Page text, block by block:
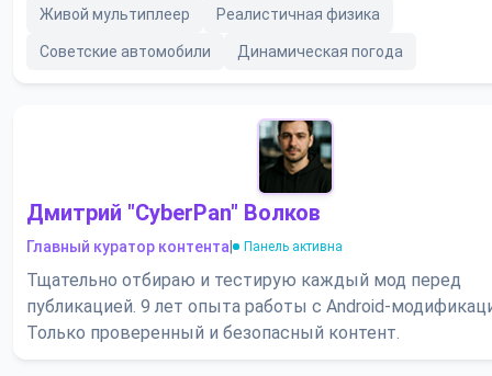
Живой мультиплеер Реалистичная физика
Советские автомобили Динамическая погода
Дмитрий "CyberPan" Волков
Главный куратор контента Панель активна
Тщательно отбираю и тестирую каждый мод перед
публикацией. 9 лет опыта работы с Android-
Только проверенный и безопасный контент.